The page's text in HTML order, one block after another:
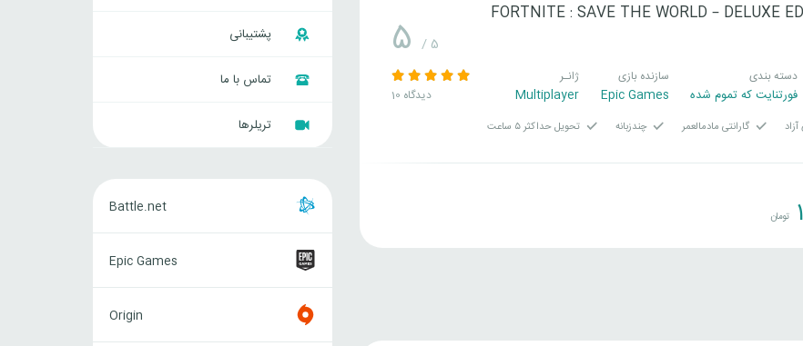
FORTNITE : SAVE THE WORLD – DELUXE
دسته بندی
فورتنایت که تموم شده
سازنده بازی
Epic Games
ژانـر
Multiplayer
5 / 5
10 دیدگاه
گارانتی مادمالعمر چندزبانه تحویل حداکثر ۵ ساعت
تومان
پشتیبانی
تماس با ما
تریلرها
Battle.net
Games
Epic Games
Origin